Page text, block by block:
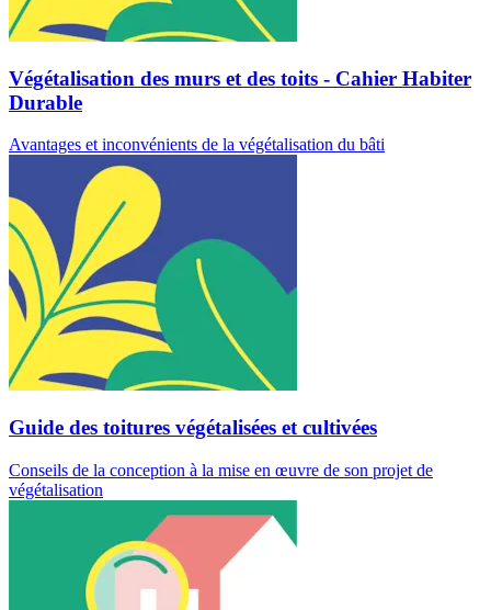
Végétalisation des murs et des toits - Cahier Habiter
Durable
Avantages et inconvénients de la végétalisation du bâti
Guide des toitures végétalisées et cultivées
Conseils de la conception à la mise en œuvre de son projet de
végétalisation